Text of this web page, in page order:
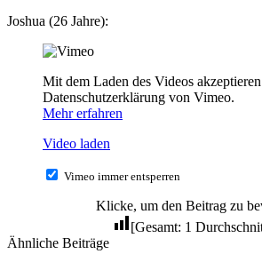
Joshua (26 Jahre):
Mit dem Laden des Videos
Datenschutzerklärung von Vimeo.
Mehr erfahren
Video laden
Vimeo immer entsperren
Klicke, um den Beitrag zu
[Gesamt: 1
Ähnliche Beiträge